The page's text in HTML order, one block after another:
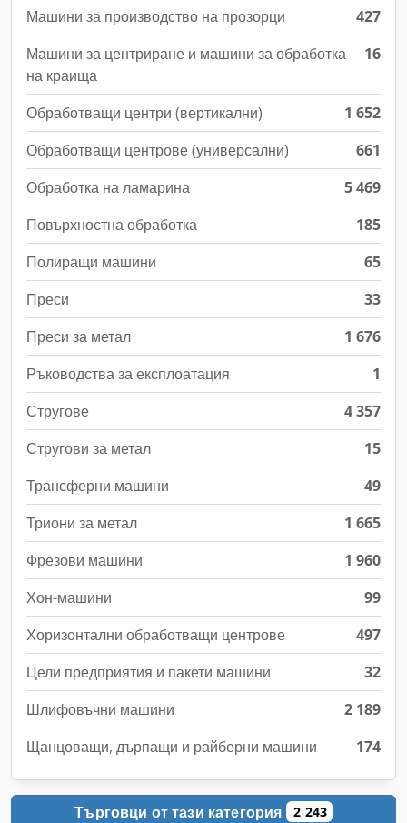
Машини за производство на прозорци
427
Машини за центриране и машини за обработка
на краища
16
Обработващи центри (вертикални)
1 652
Обработващи центрове (универсални)
661
Обработка на ламарина
5 469
Повърхностна обработка
185
Полиращи машини
65
Преси
33
Преси за метал
1 676
Ръководства за експлоатация
1
Стругове
4 357
Стругови за метал
15
Трансферни машини
49
Триони за метал
1 665
Фрезови машини
1 960
Хон-машини
99
Хоризонтални обработващи центрове
497
Цели предприятия и пакети машини
32
Шлифовъчни машини
2 189
Щанцоващи, дърпащи и райберни машини
174
Търговци от тази категория 2 243